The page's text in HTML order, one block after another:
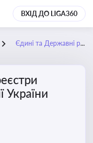
ВХІД ДО LIGA360
Єдині та Державні реєстри Міністерства юстиції України
України